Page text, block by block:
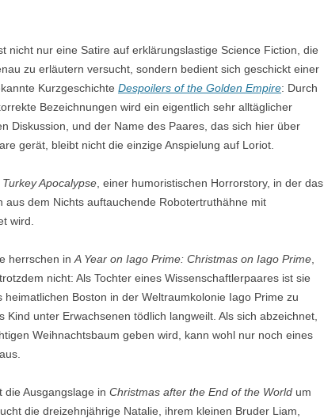
nicht nur eine Satire auf erklärungslastige Science Fiction, die
zu erläutern versucht, sondern bedient sich geschickt einer
Kurzgeschichte Despoilers of the Golden Empire: Durch
Bezeichnungen wird ein eigentlich sehr alltäglicher
Diskussion, und der Name des Paares, das sich hier über
gerät, bleibt nicht die einzige Anspielung auf Loriot.
Apocalypse , einer humoristischen Horrorstory, in der das
aus dem Nichts auftauchende Robotertruthähne mit
wird.
herrschen in A Year on Iago Prime: Christmas on Iago Prime
nicht: Als Tochter eines Wissenschaftlerpaares ist sie
Boston in der Weltraumkolonie Iago Prime zu
unter Erwachsenen tödlich langweilt. Als sich abzeichnet,
Weihnachtsbaum geben wird, kann wohl nur noch eines
die Ausgangslage in Christmas after the End of the World um
die dreizehnjährige Natalie, ihrem kleinen Bruder Liam,